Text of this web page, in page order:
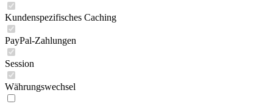
Kundenspezifisches Caching
PayPal-Zahlungen
Session
Währungswechsel